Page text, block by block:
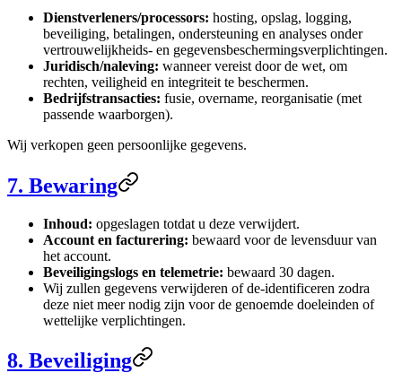
Dienstverleners/processors: hosting, opslag, logging,
beveiliging, betalingen, ondersteuning en analyses onder
vertrouwelijkheids- en gegevensbeschermingsverplichtingen.
Juridisch/naleving: wanneer vereist door de wet, om
rechten, veiligheid en integriteit te beschermen.
Bedrijfstransacties: fusie, overname, reorganisatie (met
passende waarborgen).
Wij verkopen geen persoonlijke gegevens.
7. Bewaring
Inhoud: opgeslagen totdat u deze verwijdert.
Account en facturering: bewaard voor de levensduur van
het account.
Beveiligingslogs en telemetrie: bewaard 30 dagen.
Wij zullen gegevens verwijderen of de-identificeren zodra
deze niet meer nodig zijn voor de genoemde doeleinden of
wettelijke verplichtingen.
8. Beveiliging